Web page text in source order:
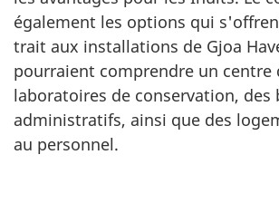
également les options qui
trait aux installations de Gjoa
pourraient comprendre un centre
laboratoires de conservation, des
administratifs, ainsi que des
au personnel.